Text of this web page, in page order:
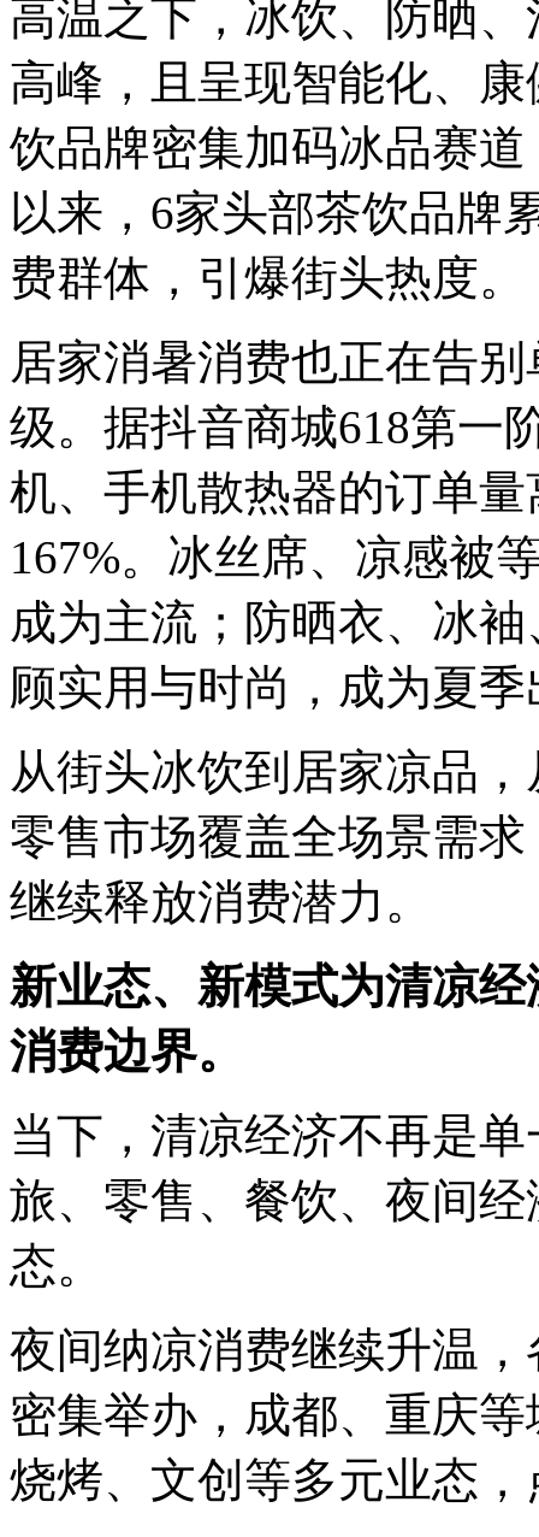
高温之下，冰饮、防晒
高峰，且呈现智能化、
饮品牌密集加码冰品赛
以来，6家头部茶饮品牌
费群体，引爆街头热度。
居家消暑消费也正在告
级。据抖音商城618第一
机、手机散热器的订单
167%。冰丝席、凉感被
成为主流；防晒衣、冰
顾实用与时尚，成为夏
从街头冰饮到居家凉品
零售市场覆盖全场景需
继续释放消费潜力。
新业态、新模式为清凉
消费边界。
当下，清凉经济不再是
旅、零售、餐饮、夜间
态。
夜间纳凉消费继续升温
密集举办，成都、重庆
烧烤、文创等多元业态